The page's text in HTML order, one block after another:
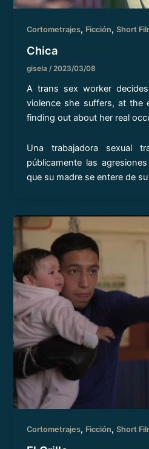
Cortometrajes, Ficción,Short
Chica
gisela/2023/03/08
A trans sex worker
violence she suffers, at the
finding out about her real
Una trabajadora sexual
públicamente las
que su madre se entere de
Cortometrajes, Ficción,Short